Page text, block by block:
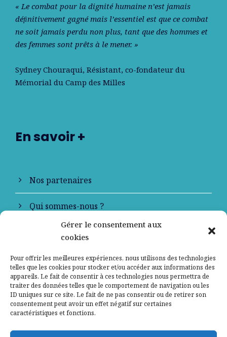
Gérer le consentement aux
cookies
Pour offrir les meilleures expériences, nous utilisons des technologies
telles que les cookies pour stocker et/ou accéder aux informations des
appareils. Le fait de consentir à ces technologies nous permettra de
traiter des données telles que le comportement de navigation ou les
ID uniques sur ce site. Le fait de ne pas consentir ou de retirer son
consentement peut avoir un effet négatif sur certaines
caractéristiques et fonctions.
« Le combat pour la dignité humaine n’est jamais
déﬁnitivement gagné mais l’essentiel est que ce combat
ne soit jamais perdu non plus, tant que des hommes et
des femmes sont prêts à le mener. »
Sydney Chouraqui, Résistant, co-fondateur du
Mémorial du Camp des Milles
En savoir +
Nos partenaires
Qui sommes-nous ?
Contactez-nous
Mentions légales
Politique de confidentialité